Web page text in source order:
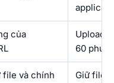
của
Upload:
60 phút
file và chính
Giữ file